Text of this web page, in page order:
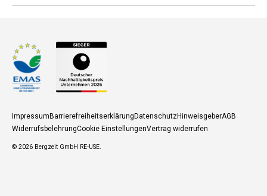
Zahlungsmethoden
ImpressumBarrierefreiheitserklärungDatenschutzHinweisgeberAGB
WiderrufsbelehrungCookie EinstellungenVertrag widerrufen
© 2026 Bergzeit GmbH RE-USE.